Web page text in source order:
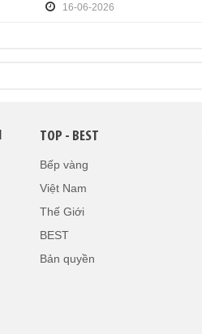
16-06-2026
TOP - BEST
Bếp vàng
Việt Nam
Thế Giới
BEST
Bản quyền